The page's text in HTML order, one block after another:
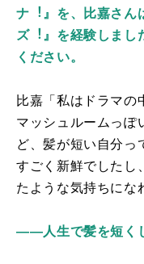
ナ ︕ 』を、比嘉さん
ズ︕ 』を経験しまし
ください。
比嘉「私はドラマの
マッシュルームっぽ
ど、髪が短い自分っ
すごく新鮮でしたし
たような気持ちにな
――人生で髪を短く